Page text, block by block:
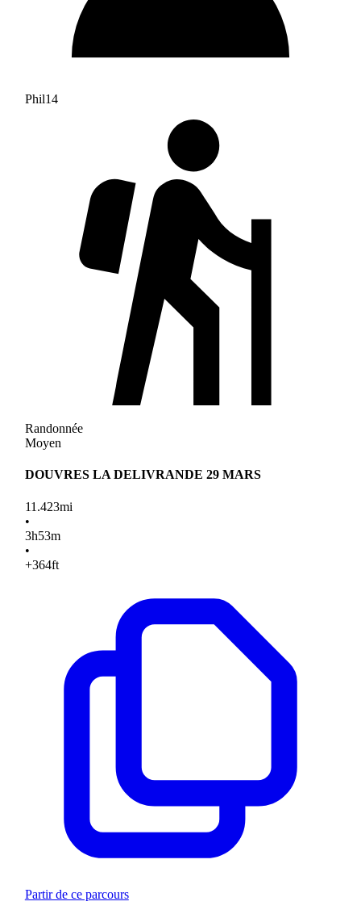
Phil14
Randonnée
Moyen
DOUVRES LA DELIVRANDE 29 MARS
11.423mi
•
3h53m
•
+364ft
Partir de ce parcours